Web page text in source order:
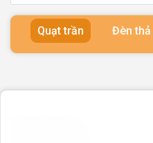
Quạt trần Đèn thả